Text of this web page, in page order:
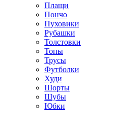
Плащи
Пончо
Пуховики
Рубашки
Толстовки
Топы
Трусы
Футболки
Худи
Шорты
Шубы
Юбки